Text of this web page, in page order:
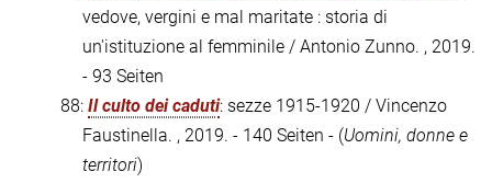
vedove, vergini e mal maritate : storia di
un'istituzione al femminile / Antonio Zunno. , 2019.
- 93 Seiten
88: Il culto dei caduti: sezze 1915-1920 / Vincenzo
Faustinella. , 2019. - 140 Seiten - (Uomini, donne e
territori)